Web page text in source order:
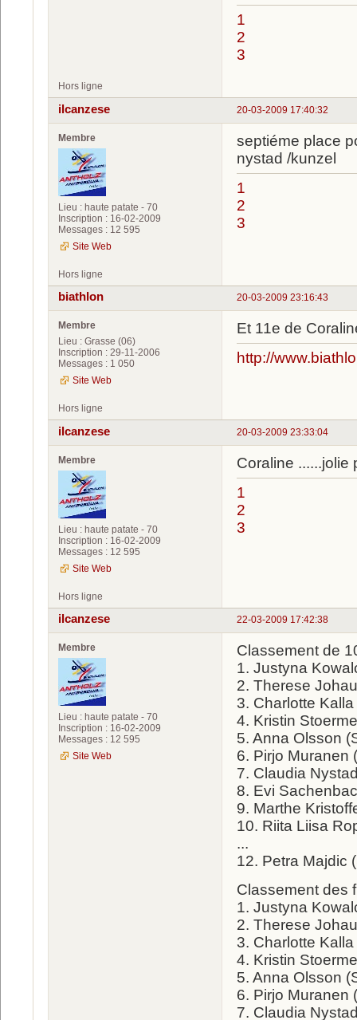
1
2
3
Hors ligne
20-03-2009 17:40:32
ilcanzese
Membre
Lieu : haute patate - 70
Inscription : 16-02-2009
Messages : 12 595
Site Web
septiéme place
nystad /kunzel
1
2
3
Hors ligne
20-03-2009 23:16:43
biathlon
Membre
Lieu : Grasse (06)
Inscription : 29-11-2006
Messages : 1 050
Site Web
Et 11e de
http://
Hors ligne
20-03-2009 23:33:04
ilcanzese
Membre
Lieu : haute patate - 70
Inscription : 16-02-2009
Messages : 12 595
Site Web
Coraline ......jolie
1
2
3
Hors ligne
22-03-2009 17:42:38
ilcanzese
Membre
Lieu : haute patate - 70
Inscription : 16-02-2009
Messages : 12 595
Site Web
Classement de
1. Justyna
2. Therese
3. Charlotte
4. Kristin
5. Anna Olsson
6. Pirjo Muranen
7. Claudia
8. Evi
9. Marthe
10. Riita Liisa
...
12. Petra Majdic
Classement des
1. Justyna
2. Therese
3. Charlotte
4. Kristin
5. Anna Olsson
6. Pirjo Muranen
7. Claudia